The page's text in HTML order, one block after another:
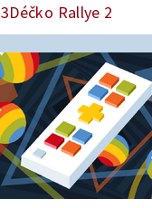
3Déčko Rallye 2